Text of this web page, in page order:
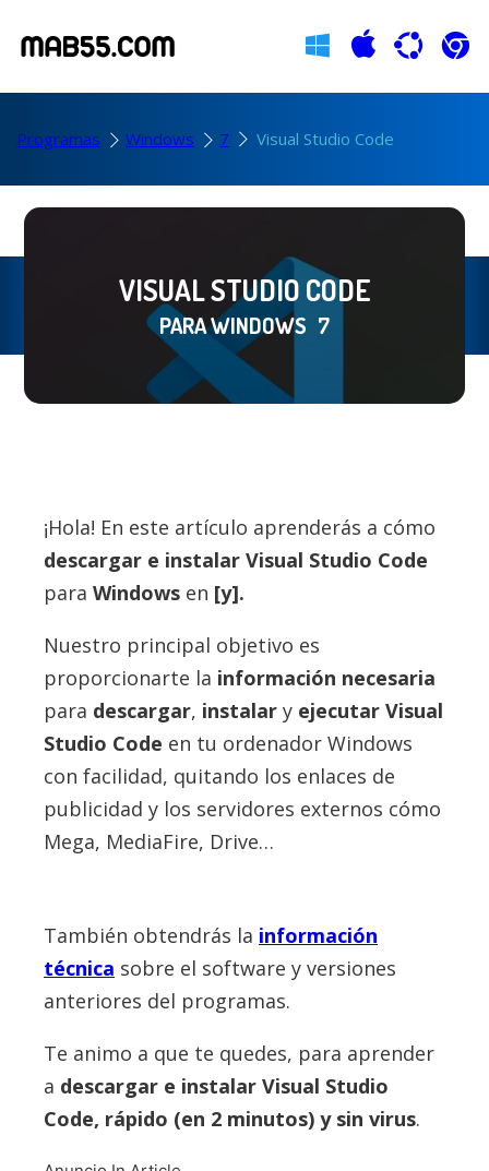
Programas Windows 7 Visual Studio Code
VISUAL STUDIO CODE
PARA WINDOWS 7
¡Hola! En este artículo aprenderás a cómo
descargar e instalar Visual Studio Code
para Windows en [y].
Nuestro principal objetivo es
proporcionarte la información necesaria
para descargar, instalar y ejecutar Visual
Studio Code en tu ordenador Windows
con facilidad, quitando los enlaces de
publicidad y los servidores externos cómo
Mega, MediaFire, Drive…
También obtendrás la información
técnica sobre el software y versiones
anteriores del programas.
Te animo a que te quedes, para aprender
a descargar e instalar Visual Studio
Code, rápido (en 2 minutos) y sin virus.